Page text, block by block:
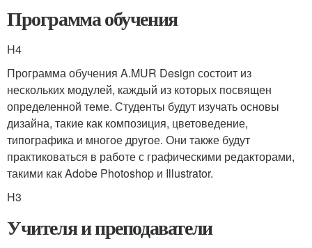
Программа обучения
H4
Программа обучения A.MUR Design состоит из
нескольких модулей, каждый из которых посвящен
определенной теме. Студенты будут изучать основы
дизайна, такие как композиция, цветоведение,
типографика и многое другое. Они также будут
практиковаться в работе с графическими редакторами,
такими как Adobe Photoshop и Illustrator.
H3
Учителя и преподаватели